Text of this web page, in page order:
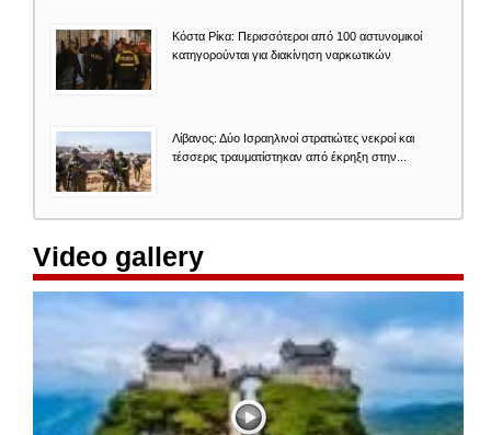
Κόστα Ρίκα: Περισσότεροι από 100 αστυνομικοί
κατηγορούνται για διακίνηση ναρκωτικών
Λίβανος: Δύο Ισραηλινοί στρατιώτες νεκροί και
τέσσερις τραυματίστηκαν από έκρηξη στην...
Video gallery